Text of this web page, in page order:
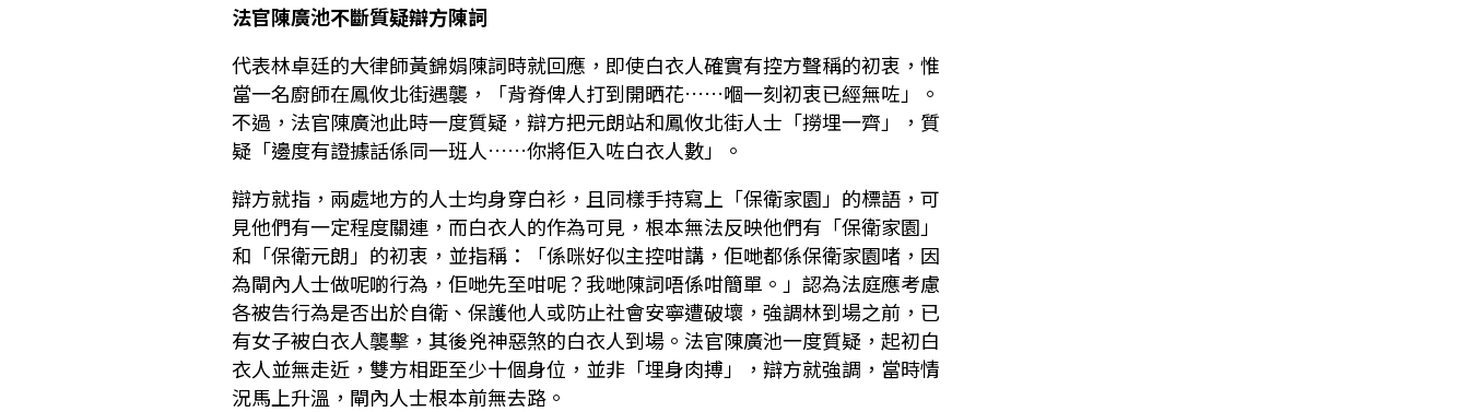
法官陳廣池不斷質疑辯方陳詞
代表林卓廷的大律師黃錦娟陳詞時就回應，即使白衣人確實有控方聲稱的初衷，惟
當一名廚師在鳳攸北街遇襲，「背脊俾人打到開晒花……嗰一刻初衷已經無咗」。
不過，法官陳廣池此時一度質疑，辯方把元朗站和鳳攸北街人士「撈埋一齊」，質
疑「邊度有證據話係同一班人……你將佢入咗白衣人數」。
辯方就指，兩處地方的人士均身穿白衫，且同樣手持寫上「保衛家園」的標語，可
見他們有一定程度關連，而白衣人的作為可見，根本無法反映他們有「保衛家園」
和「保衛元朗」的初衷，並指稱：「係咪好似主控咁講，佢哋都係保衛家園啫，因
為閘內人士做呢啲行為，佢哋先至咁呢？我哋陳詞唔係咁簡單。」認為法庭應考慮
各被告行為是否出於自衛、保護他人或防止社會安寧遭破壞，強調林到場之前，已
有女子被白衣人襲擊，其後兇神惡煞的白衣人到場。法官陳廣池一度質疑，起初白
衣人並無走近，雙方相距至少十個身位，並非「埋身肉搏」，辯方就強調，當時情
況馬上升溫，閘內人士根本前無去路。